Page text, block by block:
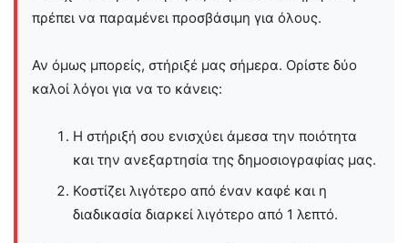
πρέπει να παραμένει προσβάσιμη για όλους.
Αν όμως μπορείς, στήριξέ μας σήμερα. Ορίστε δύο
καλοί λόγοι για να το κάνεις:
Η στήριξή σου ενισχύει άμεσα την ποιότητα
και την ανεξαρτησία της δημοσιογραφίας μας.
Κοστίζει λιγότερο από έναν καφέ και η
διαδικασία διαρκεί λιγότερο από 1 λεπτό.